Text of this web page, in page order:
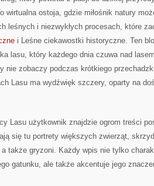
wirtualna ostoja, gdzie miłośnik natury
leśnych i niezwykłych procesach, które
i Leśne ciekawostki historyczne. Ten
lasu, który każdego dnia czuwa nad
nie zobaczy podczas krótkiego
Lasu ma wydźwięk szczery, oparty na
Lasu użytkownik znajdzie ogrom treści
się tu portrety większych zwierząt,
także gryzoni. Każdy wpis nie tylko
gatunku, ale także akcentuje jego